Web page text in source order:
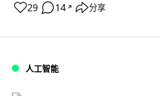
29 14 ↗ 分享
人工智能